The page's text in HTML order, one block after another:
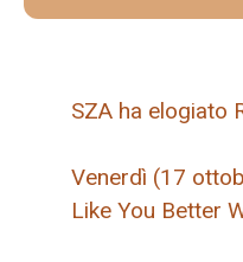
SZA ha elogiato
Venerdì (17
Like You Better